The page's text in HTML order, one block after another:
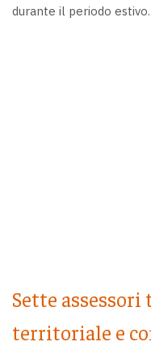
durante il periodo estivo.
Sette
territoriale e